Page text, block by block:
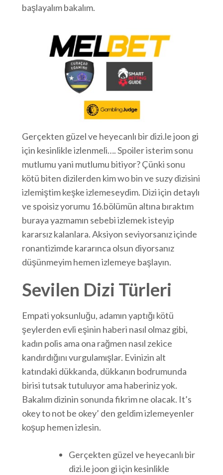
başlayalım bakalım.
Gerçekten güzel ve heyecanlı bir dizi.le joon gi
için kesinlikle izlenmeli…. Spoiler isterim sonu
mutlumu yani mutlumu bitiyor? Çünki sonu
kötü biten dizilerden kim wo bin ve suzy dizisini
izlemiştim keşke izlemeseydim. Dizi için detaylı
ve spoisiz yorumu 16.bölümün altına bıraktım
buraya yazmamın sebebi izlemek isteyip
kararsız kalanlara. Aksiyon seviyorsanız içinde
ronantizimde kararınca olsun diyorsanız
düşünmeyim hemen izlemeye başlayın.
Sevilen Dizi Türleri
Empati yoksunluğu, adamın yaptığı kötü
şeylerden evli eşinin haberi nasıl olmaz gibi,
kadın polis ama ona rağmen nasıl zekice
kandırdığını vurgulamışlar. Evinizin alt
katındaki dükkanda, dükkanın bodrumunda
birisi tutsak tutuluyor ama haberiniz yok.
Bakalım dizinin sonunda fikrim ne olacak. It’s
okey to not be okey’ den geldim izlemeyenler
koşup hemen izlesin.
Gerçekten güzel ve heyecanlı bir
dizi.le joon gi için kesinlikle